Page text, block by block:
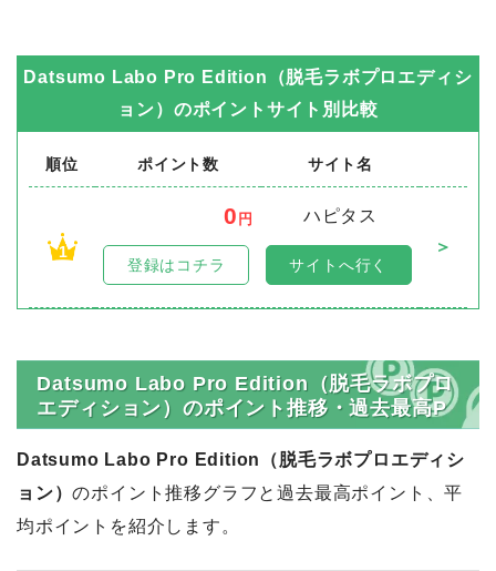
Datsumo Labo Pro Edition（脱毛ラボプロエディシ
ョン） のポイントサイト別比較
順位 ポイント数 サイト名
1
0 円
ハピタス
＞
登録はコチラ サイトへ行く
Datsumo Labo Pro Edition（脱毛ラボプロ
エディション）のポイント推移・過去最高P
Datsumo Labo Pro Edition（脱毛ラボプロエディシ
ョン）のポイント推移グラフと過去最高ポイント、平
均ポイントを紹介します。